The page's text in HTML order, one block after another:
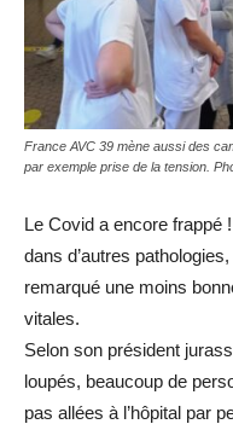
France AVC 39 mène aussi des
par exemple prise de la tension.
Le Covid a encore
dans d’autres
remarqué une moins
vitales.
Selon son président
loupés, beaucoup de
pas allées à l’hôpital par